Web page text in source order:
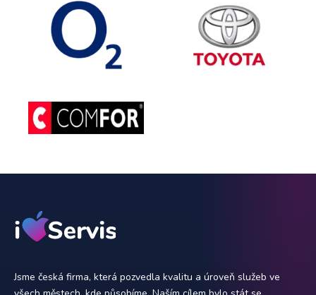
Jsme česká firma, která pozvedla kvalitu a úroveň služeb ve